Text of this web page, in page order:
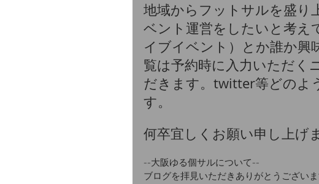
地域からフットサルを盛り
ベント運営をしたいと考え
イブイベント）とか誰か興
覧は予約時に入力いただく
だきます。twitter等どのよ
す。
何卒宜しくお願い申し上げ
--大阪ゆる個サルについて--
ブログを拝見いただきありがとうございま